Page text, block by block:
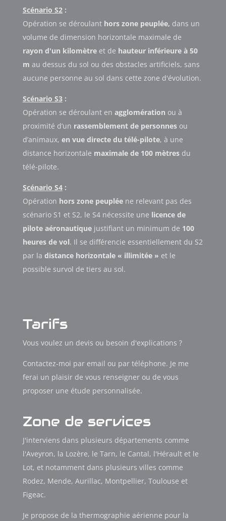
Scénario S2:
Opération se déroulant hors zone peuplée, dans un
volume de dimension horizontale maximale de
rayon d'un kilomètreet de hauteur inférieure à 50
m au dessus du sol ou des obstacles artificiels, sans
aucune personne au sol dans cette zone d'évolution.
Scénario S3:
Opération se déroulant en agglomération ou à
proximité d’un rassemblement de personnesou
d’animaux, en vue directe du télé-pilote, à une
distance horizontale maximale de 100 mètresdu
télé-pilote.
Scénario S4:
Opération hors zone peupléene relevant pas des
scénario S1 et S2, le S4 nécessite une licence de
pilote aéronautiquejustifiant un minimum de 100
heures de vol. Il se différencie essentiellement du S2
par la distance horizontale « illimitée » et le
possible survol de tiers au sol.
Tarifs
Vous voulez un devis ou besoin d'explications ?
Contactez-moi par email ou par téléphone. Je me
ferai un plaisir de vous renseigner ou de vous
proposer une étude personnalisée.
Zone de services
J'interviens dans plusieurs départements comme
l'Aveyron, la Lozère, le Tarn, le Cantal, l'Hérault et le
Lot, et notamment dans plusieurs villes comme
Rodez, Mende, Aurillac, Montpellier, Toulouse et
Figeac.
Je propose de la thermographie aérienne pour la